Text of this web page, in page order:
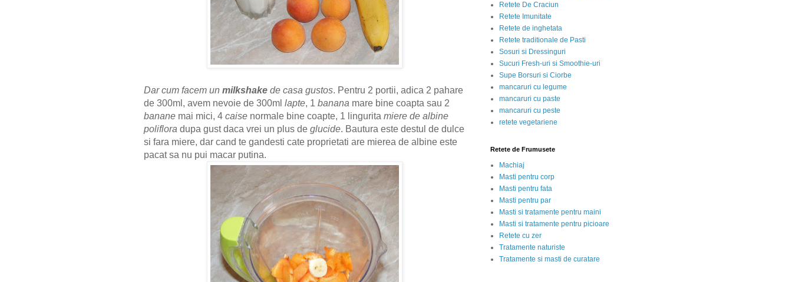
Dar cum facem un milkshake de casa gustos. Pentru 2 portii, adica 2 pahare
de 300ml, avem nevoie de 300ml lapte, 1 banana mare bine coapta sau 2
banane mai mici, 4 caise normale bine coapte, 1 lingurita miere de albine
poliflora dupa gust daca vrei un plus de glucide. Bautura este destul de dulce
si fara miere, dar cand te gandesti cate proprietati are mierea de albine este
pacat sa nu pui macar putina.
Retete De Craciun
Retete Imunitate
Retete de inghetata
Retete traditionale de Pasti
Sosuri si Dressinguri
Sucuri Fresh-uri si Smoothie-uri
Supe Borsuri si Ciorbe
mancaruri cu legume
mancaruri cu paste
mancaruri cu peste
retete vegetariene
Retete de Frumusete
Machiaj
Masti pentru corp
Masti pentru fata
Masti pentru par
Masti si tratamente pentru maini
Masti si tratamente pentru picioare
Retete cu zer
Tratamente naturiste
Tratamente si masti de curatare